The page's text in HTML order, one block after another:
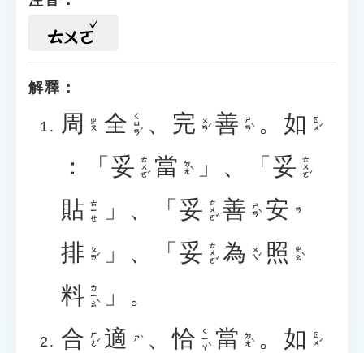
ㄊㄨㄛ
解釋：
周 ㄓㄡ 全 ㄑㄩㄢˊ 、 完 ㄨㄢˊ 善 ㄕㄢˋ 。 如 ㄖㄨˊ
：「 妥 ㄊㄨㄛˇ 當 ㄉㄤˋ 」、「 妥 ㄊㄨㄛˇ
貼 ㄊㄧㄝ 」、「 妥 ㄊㄨㄛˇ 善 ㄕㄢˋ 安 ㄢ
排 ㄆㄞˊ 」、「 妥 ㄊㄨㄛˇ 為 ㄨㄟˊ 照 ㄓㄠˋ
料 ㄌㄧㄠˋ
」。
合 ㄏㄜˊ 適 ㄕˋ 、恰 ㄑㄧㄚˋ 當 ㄉㄤˋ 。 如 ㄖㄨˊ